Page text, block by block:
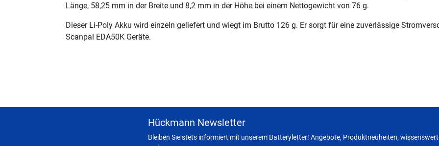
Länge, 58,25 mm in der Breite und 8,2 mm in der Höhe bei einem Nettogewicht von 76 g.
Dieser Li-Poly Akku wird einzeln geliefert und wiegt im Brutto 126 g. Er sorgt für eine zuverlässige
Scanpal EDA50K Geräte.
Hückmann Newsletter
Bleiben Sie stets informiert mit unserem Batteryletter! Angebote, Produktneuheiten,